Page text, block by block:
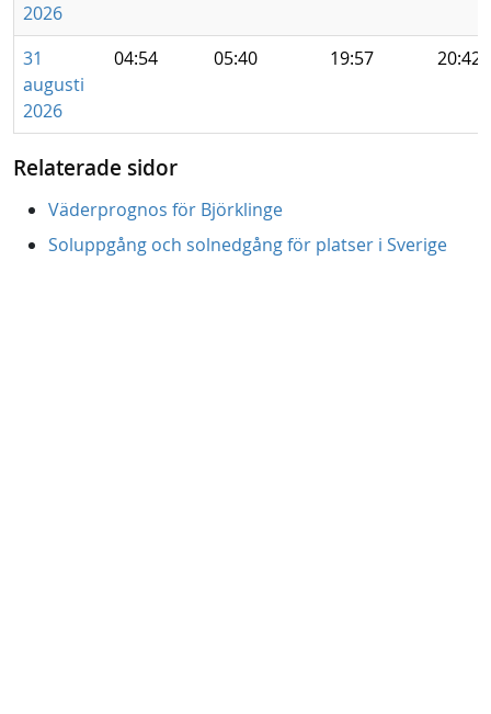
2026
31
augusti
2026
04:54 05:40 19:57 20:42
Relaterade sidor
Väderprognos för Björklinge
Soluppgång och solnedgång för platser i Sverige